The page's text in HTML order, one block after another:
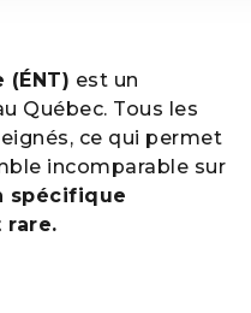
(ÉNT) est un
Québec. Tous les
ce qui permet
incomparable sur
spécifique
rare.